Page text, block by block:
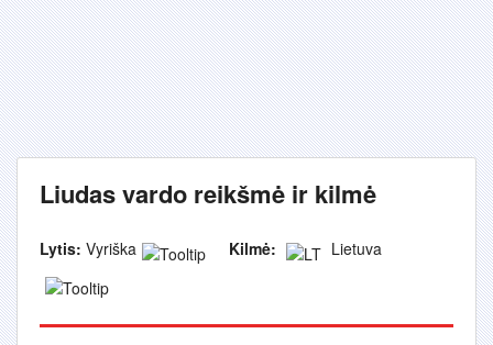
Liudas vardo reikšmė ir kilmė
Lytis: Vyriška Kilmė: Lietuva